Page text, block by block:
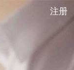
注册